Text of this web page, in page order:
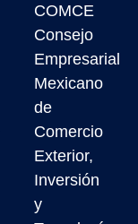
COMCE
Consejo
Empresarial
Mexicano
de
Comercio
Exterior,
Inversión
y